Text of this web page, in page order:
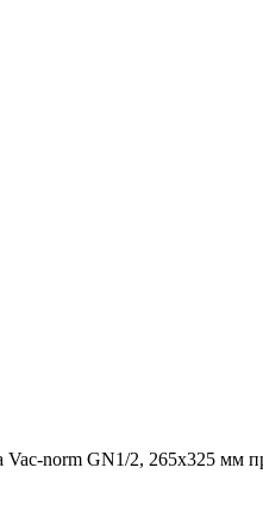
norm GN1/2, 265х325 мм